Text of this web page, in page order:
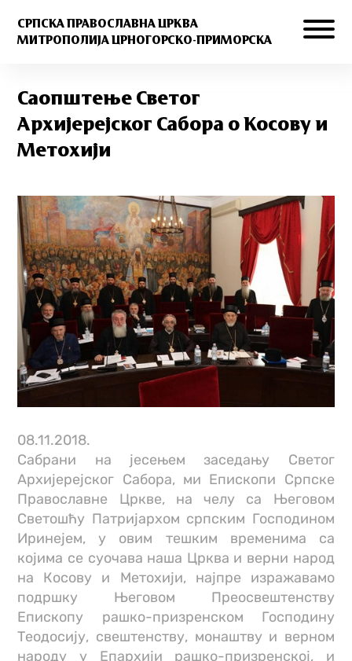
СРПСКА ПРАВОСЛАВНА ЦРКВА
МИТРОПОЛИЈА ЦРНОГОРСКО-ПРИМОРСКА
Саопштење Светог
Архијерејског Сабора о Косову и
Метохији
08.11.2018.
Сабрани на јесењем заседању Светог
Архијерејског Сабора, ми Епископи Српске
Православне Цркве, на челу са Његовом
Светошћу Патријархом српским Господином
Иринејем, у овим тешким временима са
којима се суочава наша Црква и верни народ
на Косову и Метохији, најпре изражавамо
подршку Његовом Преосвештенству
Епископу рашко-призренском Господину
Теодосију, свештенству, монаштву и верном
народу у Епархији рашко-призренској, и